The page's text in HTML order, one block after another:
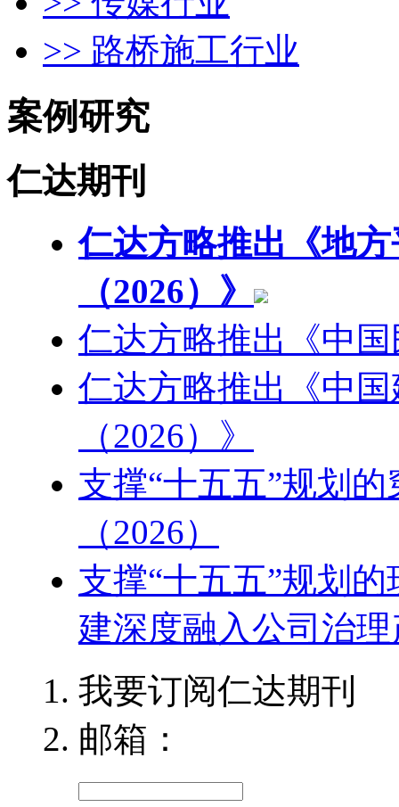
>> 路桥施工行业
案例研究
仁达期刊
仁达方略推出《地
（2026）》
仁达方略推出《中
仁达方略推出《中
（2026）》
支撑“十五五”规划
（2026）
支撑“十五五”规划
建深度融入公司治
我要订阅仁达期刊
邮箱：